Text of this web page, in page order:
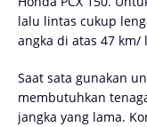
lalu lintas cukup
angka di atas 47 km/
Saat sata gunakan
membutuhkan
jangka yang lama.